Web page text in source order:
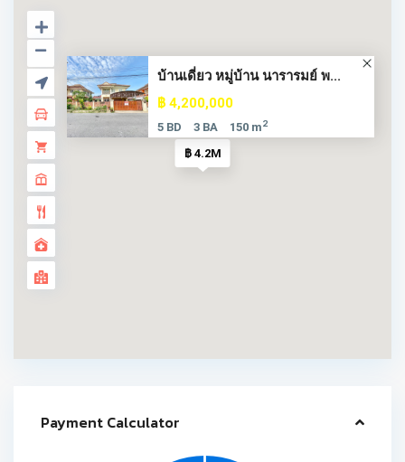
฿ 4.2M
บ้านเดี่ยว หมู่บ้าน นารารมย์ พ...
฿ 4,200,000
5 BD 3 BA 150 m2
Payment Calculator